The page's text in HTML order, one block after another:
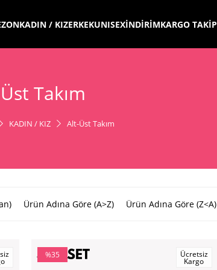
KADIN / KIZERKEKUNISEXİNDİRİMKARGO TAKİP
Takım
KADIN / KIZ Alt-Üst Takım
Ürün Adına Göre (A>Z) Ürün Adına Göre (Z<A)
%35
Ücretsiz
Kargo